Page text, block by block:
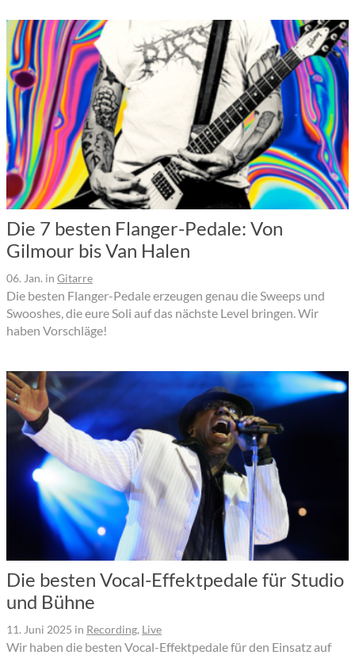
Die 7 besten Flanger-Pedale: Von
Gilmour bis Van Halen
06. Jan. in Gitarre
Die besten Flanger-Pedale erzeugen genau die Sweeps und
Swooshes, die eure Soli auf das nächste Level bringen. Wir
haben Vorschläge!
Die besten Vocal-Effektpedale für Studio
und Bühne
11. Juni 2025 in Recording, Live
Wir haben die besten Vocal-Effektpedale für den Einsatz auf